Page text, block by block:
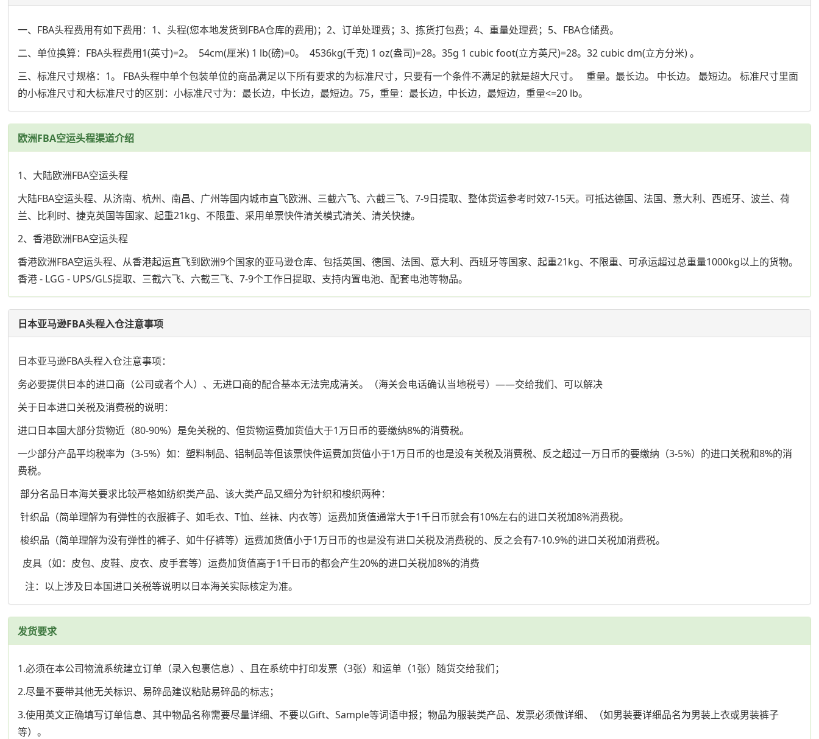
一、FBA头程费用有如下费用：1、头程(您本地发货到FBA仓库的费用)；2、订单处理费；3、拣货打包费；4、重量处理费；5、FBA仓储费。
二、单位换算：FBA头程费用1(英寸)=2。 54cm(厘米) 1 lb(磅)=0。 4536kg(千克) 1 oz(盎司)=28。35g 1 cubic foot(立方英尺)=28。32 cubic dm(立方分米) 。
三、标准尺寸规格：1。 FBA头程中单个包装单位的商品满足以下所有要求的为标准尺寸，只要有一个条件不满足的就是超大尺寸。 重量。最长边。 中长边。 最短边。 标准尺寸里面
的小标准尺寸和大标准尺寸的区别：小标准尺寸为：最长边，中长边，最短边。75，重量：最长边，中长边，最短边，重量<=20 lb。
欧洲FBA空运头程渠道介绍
1、大陆欧洲FBA空运头程
大陆FBA空运头程、从济南、杭州、南昌、广州等国内城市直飞欧洲、三截六飞、六截三飞、7-9日提取、整体货运参考时效7-15天。可抵达德国、法国、意大利、西班牙、波兰、荷
兰、比利时、捷克英国等国家、起重21kg、不限重、采用单票快件清关模式清关、清关快捷。
2、香港欧洲FBA空运头程
香港欧洲FBA空运头程、从香港起运直飞到欧洲9个国家的亚马逊仓库、包括英国、德国、法国、意大利、西班牙等国家、起重21kg、不限重、可承运超过总重量1000kg以上的货物。
香港 - LGG - UPS/GLS提取、三截六飞、六截三飞、7-9个工作日提取、支持内置电池、配套电池等物品。
日本亚马逊FBA头程入仓注意事项
日本亚马逊FBA头程入仓注意事项：
务必要提供日本的进口商（公司或者个人）、无进口商的配合基本无法完成清关。（海关会电话确认当地税号）——交给我们、可以解决
关于日本进口关税及消费税的说明：
进口日本国大部分货物近（80-90%）是免关税的、但货物运费加货值大于1万日币的要缴纳8%的消费税。
一少部分产品平均税率为（3-5%）如：塑料制品、铝制品等但该票快件运费加货值小于1万日币的也是没有关税及消费税、反之超过一万日币的要缴纳（3-5%）的进口关税和8%的消
费税。
部分名品日本海关要求比较严格如纺织类产品、该大类产品又细分为针织和梭织两种：
针织品（简单理解为有弹性的衣服裤子、如毛衣、T恤、丝袜、内衣等）运费加货值通常大于1千日币就会有10%左右的进口关税加8%消费税。
梭织品（简单理解为没有弹性的裤子、如牛仔裤等）运费加货值小于1万日币的也是没有进口关税及消费税的、反之会有7-10.9%的进口关税加消费税。
皮具（如：皮包、皮鞋、皮衣、皮手套等）运费加货值高于1千日币的都会产生20%的进口关税加8%的消费
注：以上涉及日本国进口关税等说明以日本海关实际核定为准。
发货要求
1.必须在本公司物流系统建立订单（录入包裹信息）、且在系统中打印发票（3张）和运单（1张）随货交给我们；
2.尽量不要带其他无关标识、易碎品建议粘贴易碎品的标志；
3.使用英文正确填写订单信息、其中物品名称需要尽量详细、不要以Gift、Sample等词语申报；物品为服装类产品、发票必须做详细、（如男装要详细品名为男装上衣或男装裤子
等）。